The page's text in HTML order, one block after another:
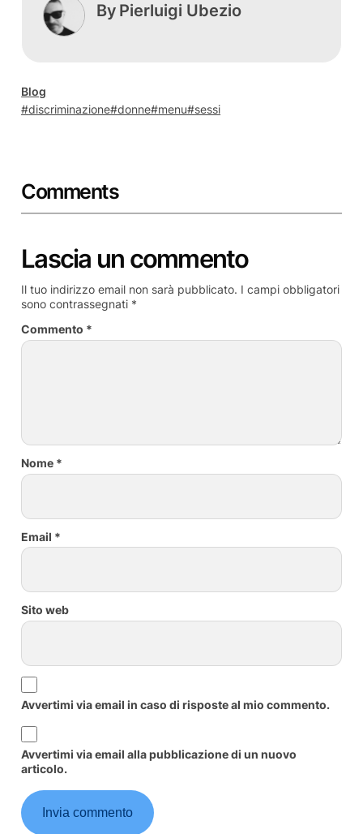
By Pierluigi Ubezio
Blog
discriminazione donne menu sessi
Comments
Lascia un commento
Il tuo indirizzo email non sarà pubblicato. I campi obbligatori
sono contrassegnati *
Commento *
Nome *
Email *
Sito web
Avvertimi via email in caso di risposte al mio commento.
Avvertimi via email alla pubblicazione di un nuovo
articolo.